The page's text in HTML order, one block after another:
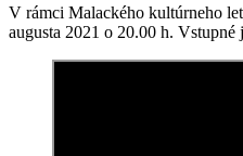
V rámci Malackého kultúrneho
augusta 2021 o 20.00 h.